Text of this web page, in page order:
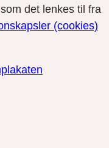
det lenkes til fra
(cookies)